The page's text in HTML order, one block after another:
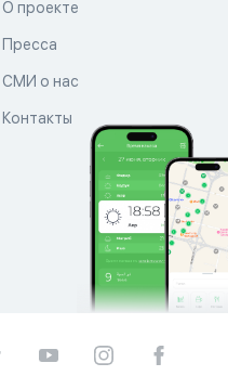
О проекте
Пресса
СМИ о нас
Контакты